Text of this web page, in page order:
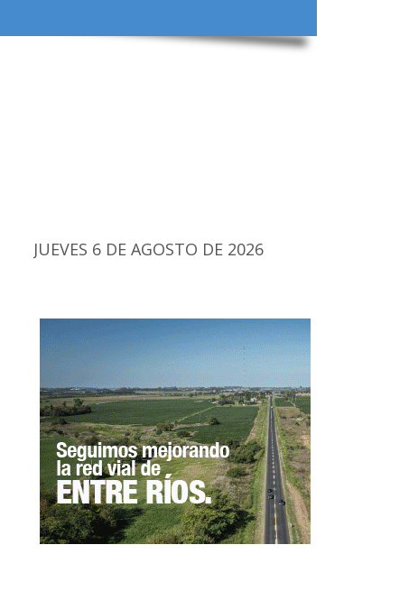
JUEVES 6 DE AGOSTO DE 2026